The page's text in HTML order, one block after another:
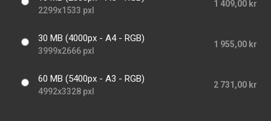
2299x1533 pxl
1 409,00 kr
30 MB (4000px - A4 - RGB)
3999x2666 pxl
1 955,00 kr
60 MB (5400px - A3 - RGB)
4992x3328 pxl
2 731,00 kr